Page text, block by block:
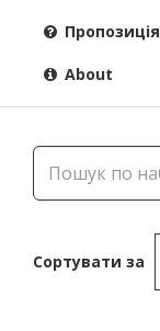
Пропозиція
About
Сортувати за